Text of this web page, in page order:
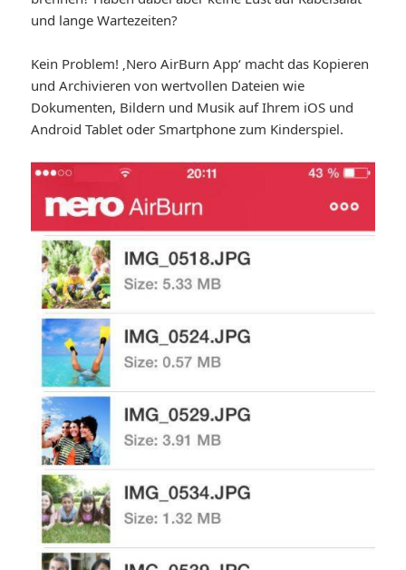
und lange Wartezeiten?
Kein Problem! ‚Nero AirBurn App‘ macht das Kopieren
und Archivieren von wertvollen Dateien wie
Dokumenten, Bildern und Musik auf Ihrem iOS und
Android Tablet oder Smartphone zum Kinderspiel.